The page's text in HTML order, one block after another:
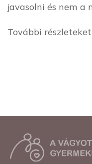
javasolni és nem a
További